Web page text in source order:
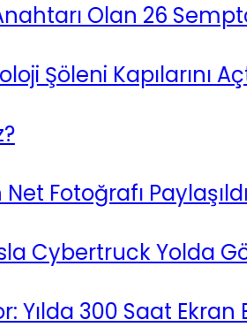
Olan 26 Semptom
Kapılarını Açtı!
Paylaşıldı !
Yolda
300 Saat Ekran